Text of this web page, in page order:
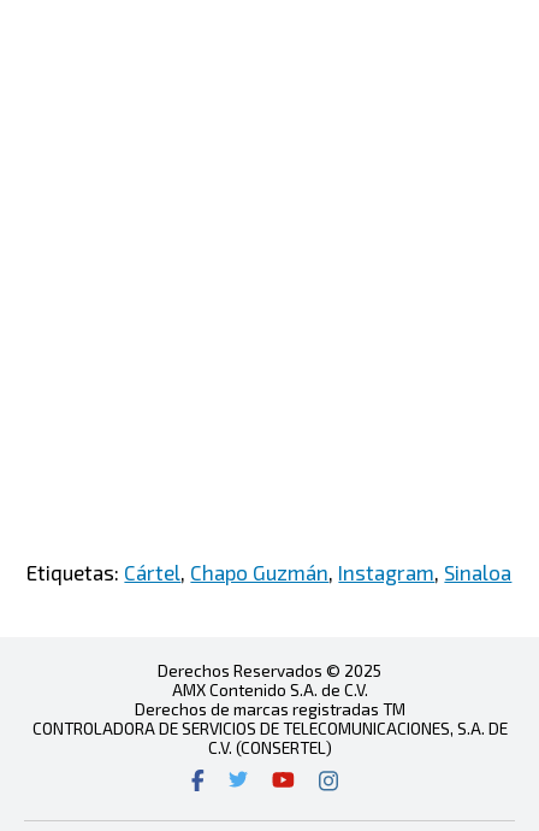
Etiquetas: Cártel, Chapo Guzmán, Instagram, Sinaloa
Derechos Reservados © 2025
AMX Contenido S.A. de C.V.
Derechos de marcas registradas TM
CONTROLADORA DE SERVICIOS DE TELECOMUNICACIONES, S.A. DE
C.V. (CONSERTEL)